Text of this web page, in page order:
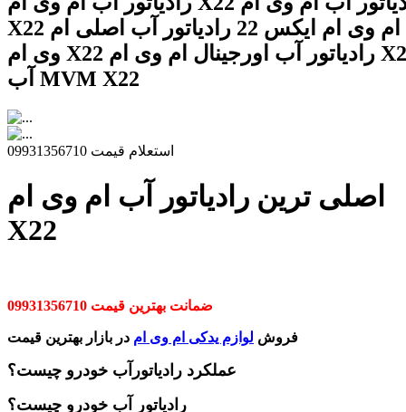
X22 رادیاتور آب ام وی ام ایکس 22 رادیاتور آب اصلی ام
وی ام X22 رادیاتور آب اورجینال ام وی ام X22 رادیاتور
آب MVM X22
استعلام قیمت 09931356710
اصلی ترین رادیاتور آب ام وی ام
X22
ضمانت بهترین قیمت 09931356710
فروش لوازم یدکی ام وی ام در بازار بهترین قیمت
عملکرد رادیاتورآب خودرو چیست؟
رادیاتور آب خودرو چیست؟